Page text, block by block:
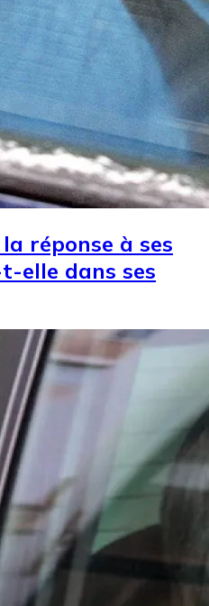
réponse à ses
elle dans ses